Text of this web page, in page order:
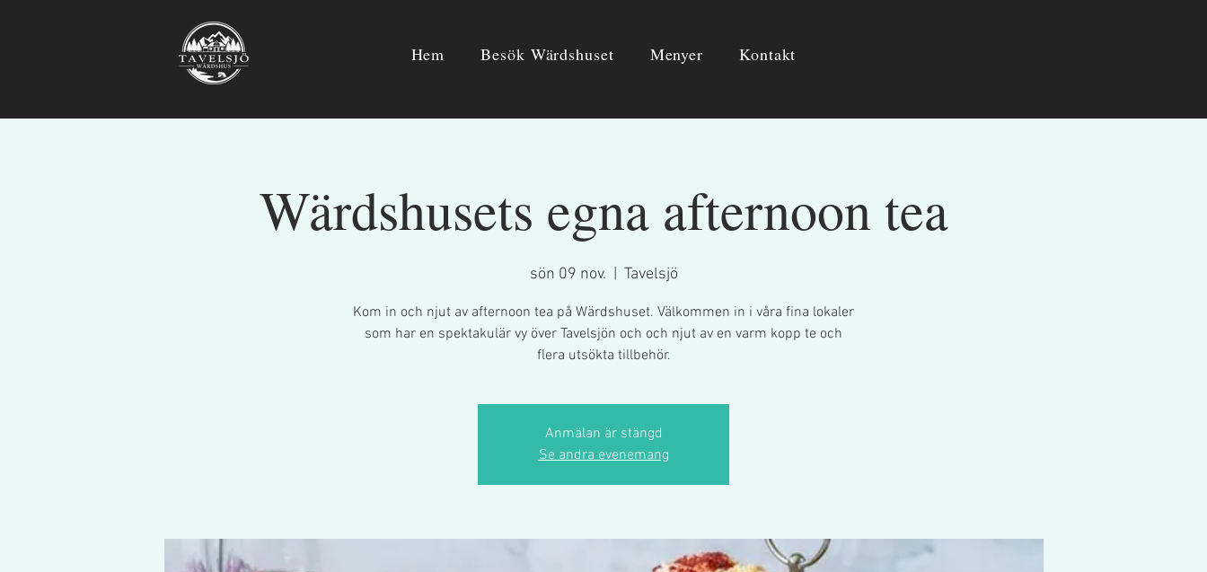
Hem Besök Wärdshuset Menyer Kontakt
Wärdshusets egna afternoon tea
sön 09 nov. Tavelsjö
Kom in och njut av afternoon tea på Wärdshuset. Välkommen in i våra fina lokaler
som har en spektakulär vy över Tavelsjön och och njut av en varm kopp te och
flera utsökta tillbehör.
Anmälan är stängd
Se andra evenemang